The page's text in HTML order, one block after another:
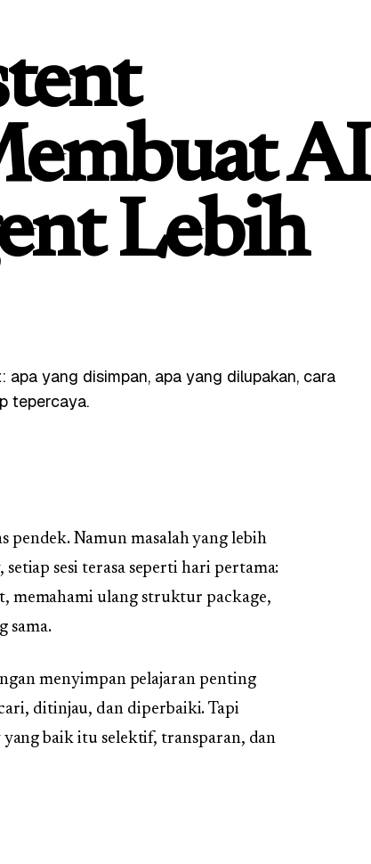
AI
Lebih
yang disimpan, apa yang dilupakan, cara
tepercaya.
Namun masalah yang lebih
sesi terasa seperti hari pertama:
memahami ulang struktur package,
sama.
menyimpan pelajaran penting
ditinjau, dan diperbaiki. Tapi
baik itu selektif, transparan, dan